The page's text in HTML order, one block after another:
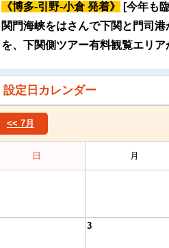
《博多-引野-小倉 発着》
[今年も
関門海峡をはさんで下関と門司
を、下関側ツアー有料観覧エリア
設定日カレンダー
<< 7月
日 月
3